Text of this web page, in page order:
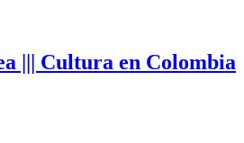
||| Cultura en Colombia